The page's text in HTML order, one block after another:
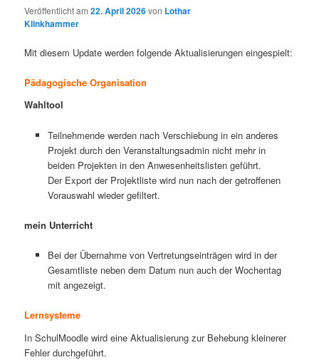
Veröffentlicht am22. April 2026von Lothar
Klinkhammer
Mit diesem Update werden folgende Aktualisierungen eingespielt:
Pädagogische Organisation
Wahltool
Teilnehmende werden nach Verschiebung in ein anderes
Projekt durch den Veranstaltungsadmin nicht mehr in
beiden Projekten in den Anwesenheitslisten geführt.
Der Export der Projektliste wird nun nach der getroffenen
Vorauswahl wieder gefiltert.
mein Unterricht
Bei der Übernahme von Vertretungseinträgen wird in der
Gesamtliste neben dem Datum nun auch der Wochentag
mit angezeigt.
Lernsysteme
In SchulMoodle wird eine Aktualisierung zur Behebung kleinerer
Fehler durchgeführt.